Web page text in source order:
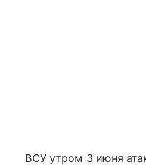
ВСУ утром 3 июня